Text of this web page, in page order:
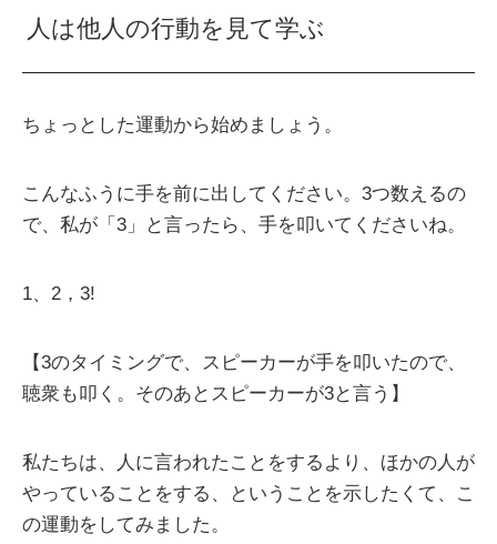
人は他人の行動を見て学ぶ
ちょっとした運動から始めましょう。
こんなふうに手を前に出してください。3つ数えるの
で、私が「3」と言ったら、手を叩いてくださいね。
1、2，3!
【3のタイミングで、スピーカーが手を叩いたので、
聴衆も叩く。そのあとスピーカーが3と言う】
私たちは、人に言われたことをするより、ほかの人が
やっていることをする、ということを示したくて、こ
の運動をしてみました。